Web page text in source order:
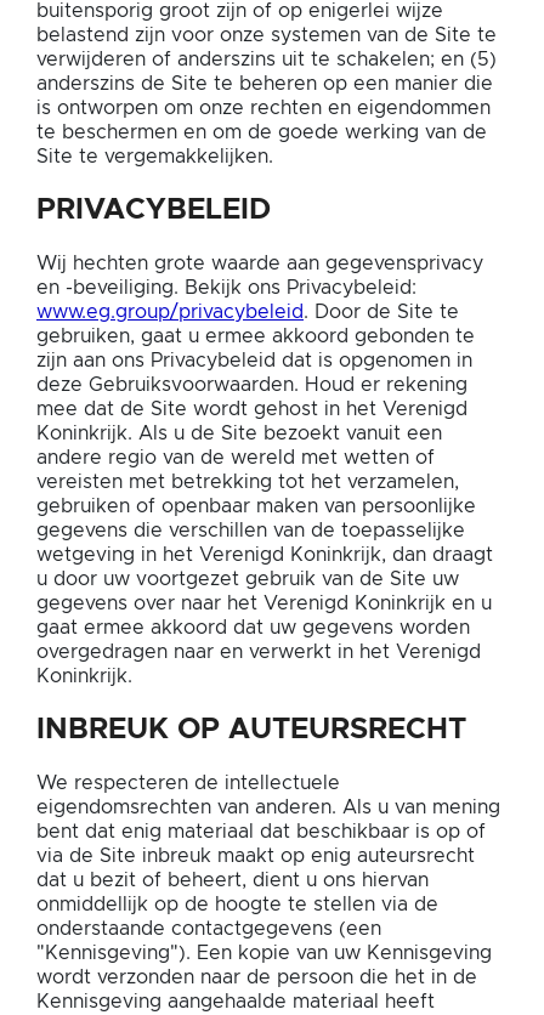
buitensporig groot zijn of op enigerlei wijze
belastend zijn voor onze systemen van de Site te
verwijderen of anderszins uit te schakelen; en (5)
anderszins de Site te beheren op een manier die
is ontworpen om onze rechten en eigendommen
te beschermen en om de goede werking van de
Site te vergemakkelijken.
PRIVACYBELEID
Wij hechten grote waarde aan gegevensprivacy
en -beveiliging. Bekijk ons Privacybeleid:
www.eg.group/privacybeleid. Door de Site te
gebruiken, gaat u ermee akkoord gebonden te
zijn aan ons Privacybeleid dat is opgenomen in
deze Gebruiksvoorwaarden. Houd er rekening
mee dat de Site wordt gehost in het Verenigd
Koninkrijk. Als u de Site bezoekt vanuit een
andere regio van de wereld met wetten of
vereisten met betrekking tot het verzamelen,
gebruiken of openbaar maken van persoonlijke
gegevens die verschillen van de toepasselijke
wetgeving in het Verenigd Koninkrijk, dan draagt
u door uw voortgezet gebruik van de Site uw
gegevens over naar het Verenigd Koninkrijk en u
gaat ermee akkoord dat uw gegevens worden
overgedragen naar en verwerkt in het Verenigd
Koninkrijk.
INBREUK OP AUTEURSRECHT
We respecteren de intellectuele
eigendomsrechten van anderen. Als u van mening
bent dat enig materiaal dat beschikbaar is op of
via de Site inbreuk maakt op enig auteursrecht
dat u bezit of beheert, dient u ons hiervan
onmiddellijk op de hoogte te stellen via de
onderstaande contactgegevens (een
"Kennisgeving"). Een kopie van uw Kennisgeving
wordt verzonden naar de persoon die het in de
Kennisgeving aangehaalde materiaal heeft